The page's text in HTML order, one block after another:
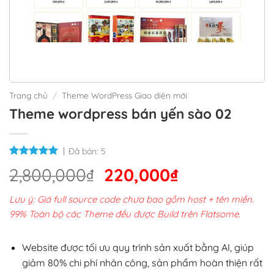
Trang chủ / Theme WordPress Giao diện mới
Theme wordpress bán yến sào 02
Đã bán: 5
2,800,000₫ Giá
gốc
là:
2,800,000₫.
220,000₫Giá
hiện
tại
220,000₫.
Lưu ý: Giá full source code chưa bao gồm host + tên miền.
99% Toàn bộ các Theme đều được Build trên Flatsome.
Website được tối ưu quy trình sản xuất bằng AI, giúp
giảm 80% chi phí nhân công, sản phẩm hoàn thiện rất